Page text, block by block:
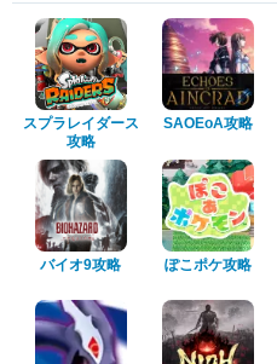
スプラレイダース
攻略
SAOEoA攻略
バイオ9攻略 ぽこポケ攻略